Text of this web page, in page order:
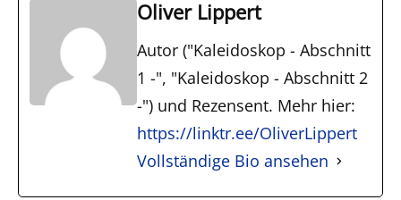
Oliver Lippert
Autor ("Kaleidoskop - Abschnitt
1 -", "Kaleidoskop - Abschnitt 2
-") und Rezensent. Mehr hier:
https://linktr.ee/OliverLippert
Vollständige Bio ansehen